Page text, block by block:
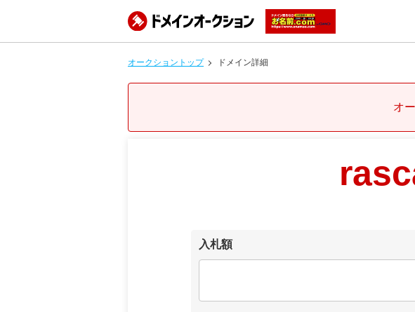
オークショントップ ドメイン詳細
オ
入札額